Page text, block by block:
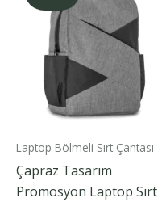
Laptop Bölmeli Sırt Çantası
Çapraz Tasarım
Promosyon Laptop Sırt